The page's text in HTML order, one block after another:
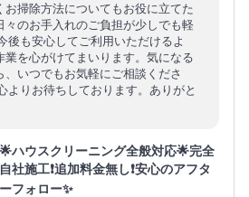
お掃除方法についてもお役に立てた
々のお手入れのご負担が少しでも軽
後も安心してご利用いただけるよ
業を心がけてまいります。気になる
いつでもお気軽にご相談くださ
よりお待ちしております。ありがと
🌟ハウスクリーニング全般対応🌟完全
自社施工❗️追加料金無し❗️安心のアフタ
ーフォロー✨